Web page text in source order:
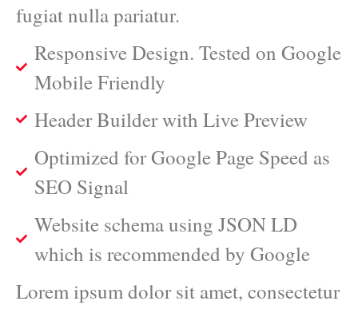
fugiat nulla pariatur.
Responsive Design. Tested on Google
Mobile Friendly
Header Builder with Live Preview
Optimized for Google Page Speed as
SEO Signal
Website schema using JSON LD
which is recommended by Google
Lorem ipsum dolor sit amet, consectetur